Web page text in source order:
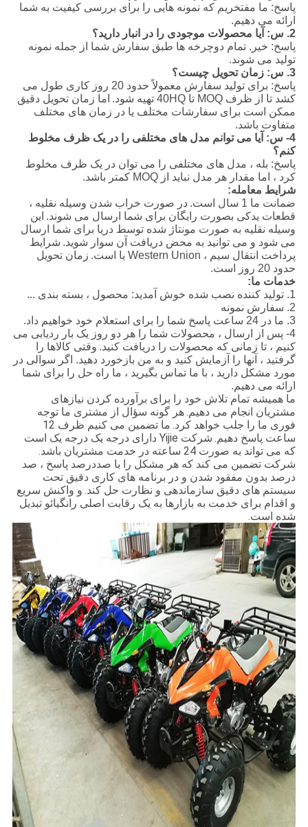
پاسخ: ما مفتخریم که نمونه هایی را برای بررسی کیفیت به شما
ارائه می دهیم.
2. س: آیا محصولات موجودی را در انبار دارید؟
پاسخ: خیر. تمام دوچرخه ها طبق سفارش شما از جمله نمونه
تولید می شوند.
3. س: زمان تحویل چیست؟
پاسخ: برای تولید سفارش معمولاً حدود 20 روز کاری طول می
کشد تا از ظرف MOQ تا 40HQ تهیه شود.
اما زمان تحویل دقیق
ممکن است برای سفارشات مختلف یا در زمان های مختلف
متفاوت باشد.
4- س: آیا می توانم مدل های مختلفی را در یک ظرف مخلوط
کنم؟
پاسخ: بله ، مدل های مختلفی را می توان در یک ظرف مخلوط
کرد ، اما مقدار هر مدل نباید از MOQ کمتر باشد.
شرایط معامله:
ضمانت ما 1 سال است.
در صورت خراب شدن وسیله نقلیه ،
قطعات یدکی بصورت رایگان برای شما ارسال می شوند. این
وسیله نقلیه به صورت مونتاژ شده توسط دریا برای شما ارسال
می شود و می توانید به محض دریافت آن سوار شوید. شرایط
پرداخت انتقال سیم ، Western Union یا است.
زمان تحویل
حدود 20 روز است.
خدمات ما:
1. تولید کننده نصب شده خوش آمدید: محصول ، بسته بندی ...
2. سفارش نمونه
3. ما در 24 ساعت پاسخ شما را برای استعلام خود خواهیم داد.
4- پس از ارسال ، محصولات شما را هر دو روز یک بار ردیابی می
کنیم ، تا زمانی که محصولات را دریافت کنید. وقتی کالاها را
گرفتید ، آنها را آزمایش کنید و به من بازخورد دهید. اگر سوالی در
مورد مشکل دارید ، با ما تماس بگیرید ، ما راه حل را برای شما
ارائه می دهیم.
ما همیشه تمام تلاش خود را برای برآورده کردن نیازهای
مشتریان انجام می دهیم.هر گونه سؤال از مشتری ما توجه
فوری ما را جلب خواهد کرد.
ما تضمین می کنیم ظرف 12
ساعت پاسخ دهیم.
شرکت Yijie دارای درجه یک درجه یک است
که می تواند به صورت 24 ساعته در خدمت مشتریان باشد.
شرکت تضمین می کند که هر مشکل را با صددرصد پاسخ ، صد
درصد بدون مفقود شدن و در برنامه های کاری دقیق تحت
سیستم های دقیق سازماندهی و نظارت حل کند. و واکنش سریع
و اقدام برای خدمت به بازارها به یک رقابت اصلی رانگیائو تبدیل
شده است.